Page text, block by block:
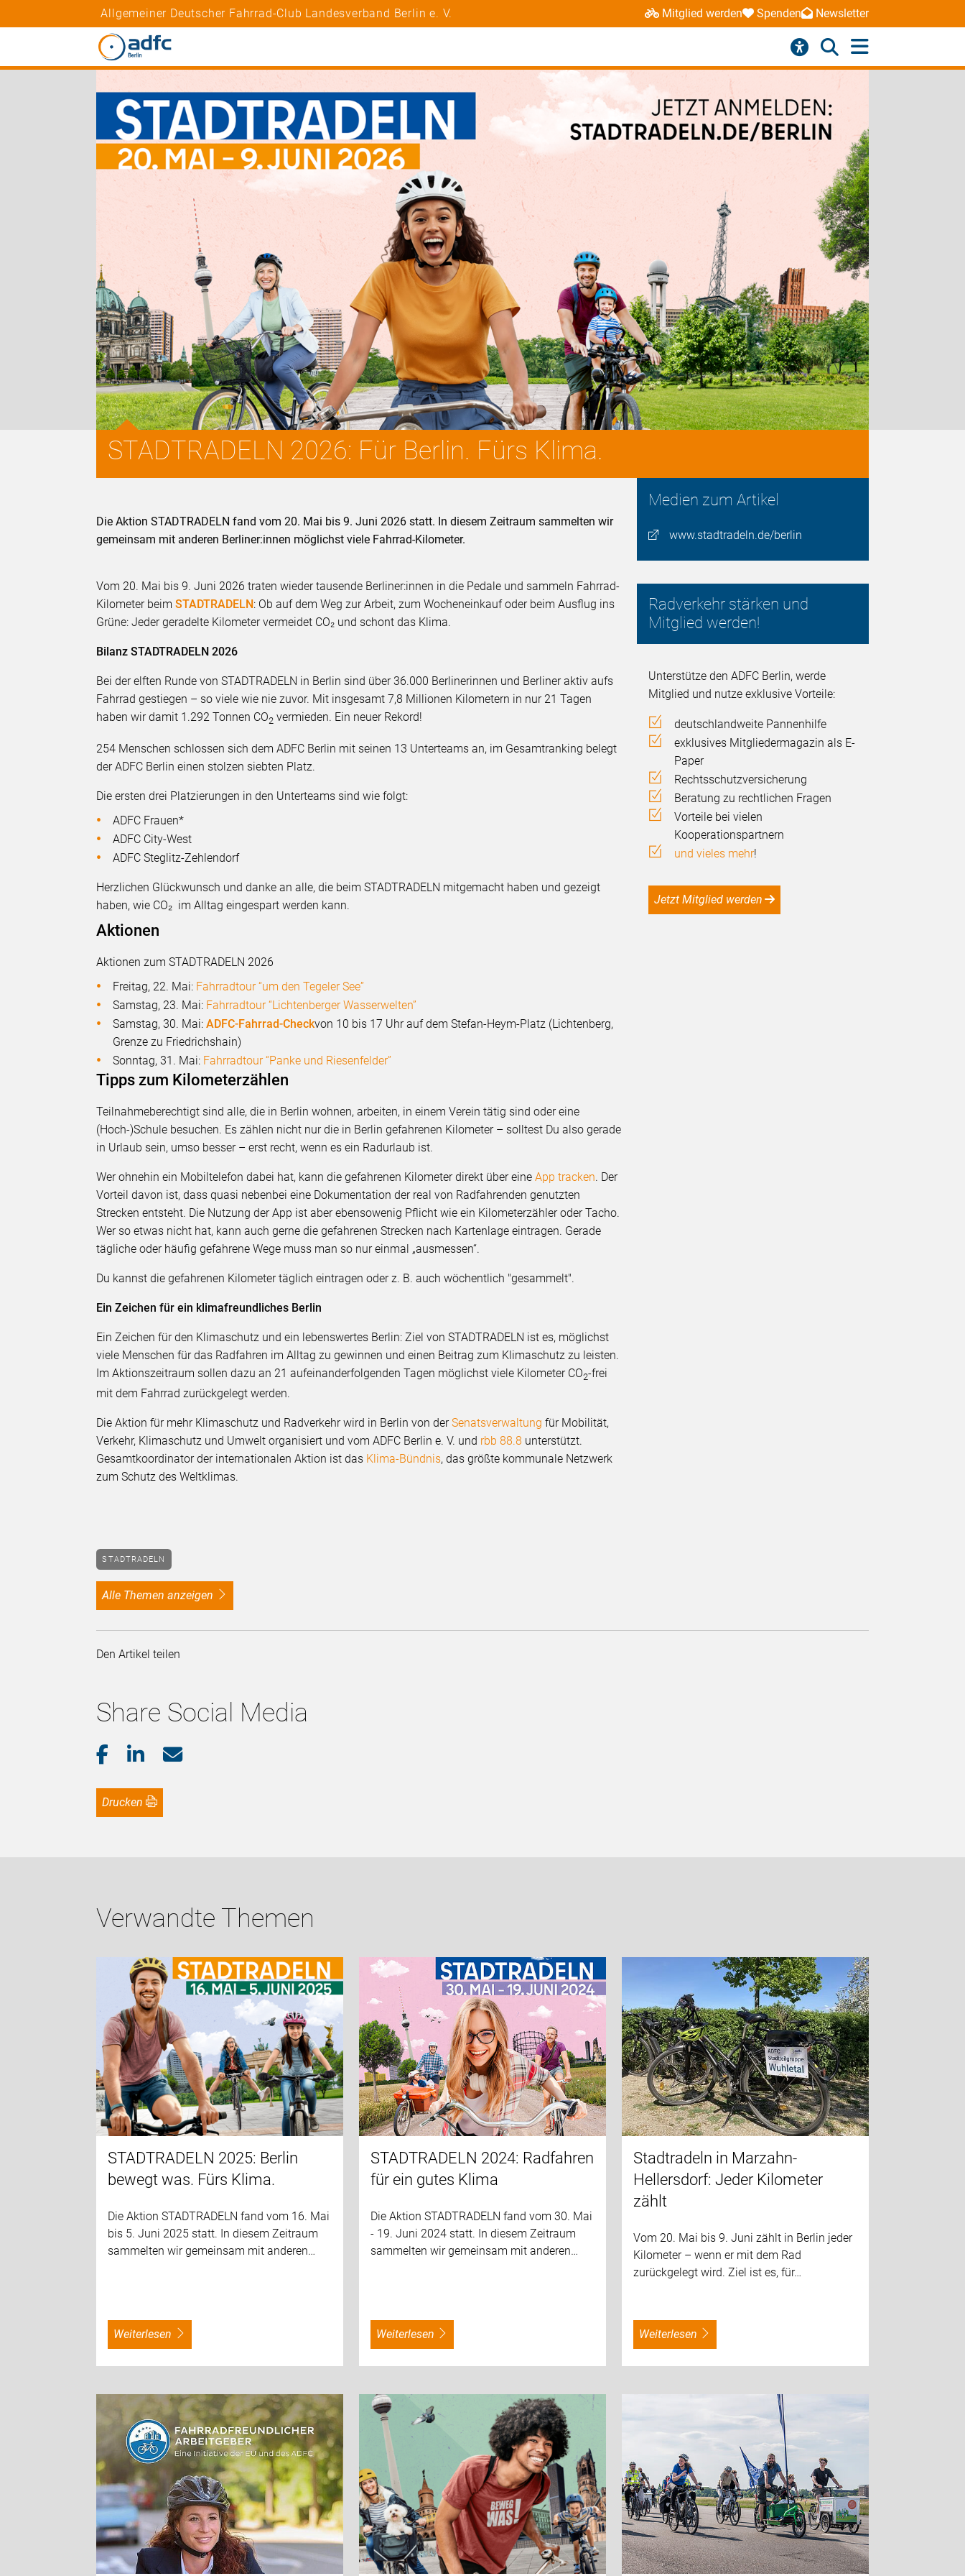
Allgemeiner Deutscher Fahrrad-Club Landesverband Berlin e. V. Mitglied werden Spenden Newsletter
STADTRADELN 2026: Für Berlin. Fürs Klima.
Medien zum Artikel
www.stadtradeln.de/berlin
Radverkehr stärken und
Mitglied werden!
Unterstütze den ADFC Berlin, werde
Mitglied und nutze exklusive Vorteile:
deutschlandweite Pannenhilfe
exklusives Mitgliedermagazin als E-
Paper
Rechtsschutzversicherung
Beratung zu rechtlichen Fragen
Vorteile bei vielen
Kooperationspartnern
und vieles mehr!
Jetzt Mitglied werden
Die Aktion STADTRADELN fand vom 20. Mai bis 9. Juni 2026 statt. In diesem Zeitraum sammelten wir
gemeinsam mit anderen Berliner:innen möglichst viele Fahrrad-Kilometer.
Vom 20. Mai bis 9. Juni 2026 traten wieder tausende Berliner:innen in die Pedale und sammeln Fahrrad-
Kilometer beimSTADTRADELN: Ob auf dem Weg zur Arbeit, zum Wocheneinkauf oder beim Ausflug ins
Grüne: Jeder geradelte Kilometer vermeidet CO₂ und schont das Klima.
Bilanz STADTRADELN 2026
Bei der elften Runde von STADTRADELN in Berlin sind über 36.000 Berlinerinnen und Berliner aktiv aufs
Fahrrad gestiegen – so viele wie nie zuvor. Mit insgesamt 7,8 Millionen Kilometern in nur 21 Tagen
haben wir damit 1.292 Tonnen CO2 vermieden. Ein neuer Rekord!
254 Menschen schlossen sich dem ADFC Berlin mit seinen 13 Unterteams an, im Gesamtranking belegt
der ADFC Berlin einen stolzen siebten Platz.
Die ersten drei Platzierungen in den Unterteams sind wie folgt:
ADFC Frauen*
ADFC City-West
ADFC Steglitz-Zehlendorf
Herzlichen Glückwunsch und danke an alle, die beim STADTRADELN mitgemacht haben und gezeigt
haben, wie CO₂ im Alltag eingespart werden kann.
Aktionen
Aktionen zum STADTRADELN 2026
Freitag, 22. Mai: Fahrradtour “um den Tegeler See”
Samstag, 23. Mai: Fahrradtour “Lichtenberger Wasserwelten”
Samstag, 30. Mai:ADFC-Fahrrad-Checkvon 10 bis 17 Uhr auf dem Stefan-Heym-Platz (Lichtenberg,
Grenze zu Friedrichshain)
Sonntag, 31. Mai: Fahrradtour “Panke und Riesenfelder”
Tipps zum Kilometerzählen
Teilnahmeberechtigt sind alle, die in Berlin wohnen, arbeiten, in einem Verein tätig sind oder eine
(Hoch-)Schule besuchen. Es zählen nicht nur die in Berlin gefahrenen Kilometer – solltest Du also gerade
in Urlaub sein, umso besser – erst recht, wenn es ein Radurlaub ist.
Wer ohnehin ein Mobiltelefon dabei hat, kann die gefahrenen Kilometer direkt über eineApp tracken. Der
Vorteil davon ist, dass quasi nebenbei eine Dokumentation der real von Radfahrenden genutzten
Strecken entsteht. Die Nutzung der App ist aber ebensowenig Pflicht wie ein Kilometerzähler oder Tacho.
Wer so etwas nicht hat, kann auch gerne die gefahrenen Strecken nach Kartenlage eintragen. Gerade
tägliche oder häufig gefahrene Wege muss man so nur einmal „ausmessen“.
Du kannst die gefahrenen Kilometer täglich eintragen oder z. B. auch wöchentlich "gesammelt".
Ein Zeichen für ein klimafreundliches Berlin
Ein Zeichen für den Klimaschutz und ein lebenswertes Berlin: Ziel von STADTRADELN ist es, möglichst
viele Menschen für das Radfahren im Alltag zu gewinnen und einen Beitrag zum Klimaschutz zu leisten.
Im Aktionszeitraum sollen dazu an 21 aufeinanderfolgenden Tagen möglichst viele Kilometer CO2-frei
mit dem Fahrrad zurückgelegt werden.
Die Aktion für mehr Klimaschutz und Radverkehr wird in Berlin von derSenatsverwaltung für Mobilität,
Verkehr, Klimaschutz und Umwelt organisiert und vom ADFC Berlin e. V. und rbb 88.8 unterstützt.
Gesamtkoordinator der internationalen Aktion ist das Klima-Bündnis, das größte kommunale Netzwerk
zum Schutz des Weltklimas.
STADTRADELN
alle Themen anzeigen
Den Artikel teilen
Share Social Media
Drucken
Verwandte Themen
STADTRADELN 2025: Berlin
bewegt was. Fürs Klima.
Die Aktion STADTRADELN fand vom 16. Mai
bis 5. Juni 2025 statt. In diesem Zeitraum
sammelten wir gemeinsam mit anderen…
weiterlesen
STADTRADELN 2024: Radfahren
für ein gutes Klima
Die Aktion STADTRADELN fand vom 30. Mai
- 19. Juni 2024 statt. In diesem Zeitraum
sammelten wir gemeinsam mit anderen…
weiterlesen
Stadtradeln in Marzahn-
Hellersdorf: Jeder Kilometer
zählt
Vom 20. Mai bis 9. Juni zählt in Berlin jeder
Kilometer – wenn er mit dem Rad
zurückgelegt wird. Ziel ist es, für…
weiterlesen